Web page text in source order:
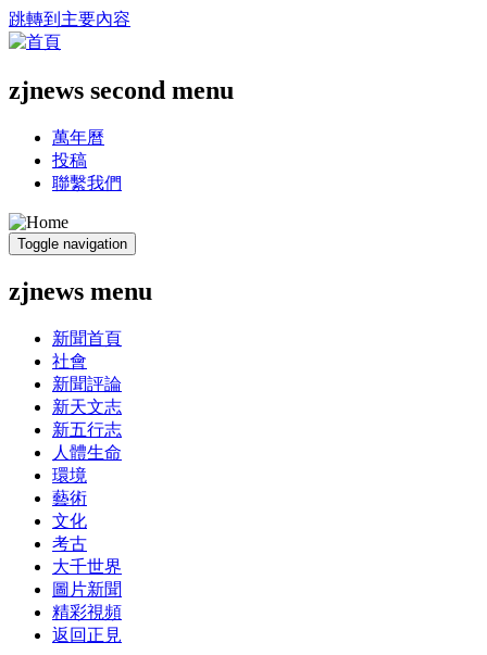
跳轉到主要內容
zjnews second menu
萬年曆
投稿
聯繫我們
Toggle navigation
zjnews menu
新聞首頁
社會
新聞評論
新天文志
新五行志
人體生命
環境
藝術
文化
考古
大千世界
圖片新聞
精彩視頻
返回正見